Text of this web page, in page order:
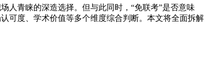
人青睐的深造选择。但与此同时，“免联考”是否意味
可度、学术价值等多个维度综合判断。本文将全面拆解